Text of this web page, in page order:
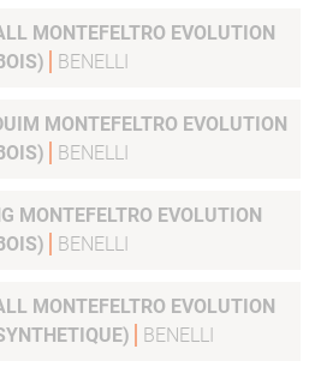
MONTEFELTRO EVOLUTION
BENELLI
MONTEFELTRO EVOLUTION
BENELLI
MONTEFELTRO EVOLUTION
BENELLI
MONTEFELTRO EVOLUTION
BENELLI